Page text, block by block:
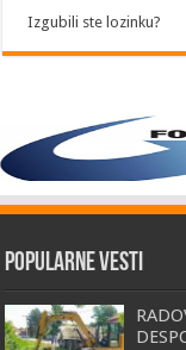
Izgubili ste lozinku?
Popularne vesti